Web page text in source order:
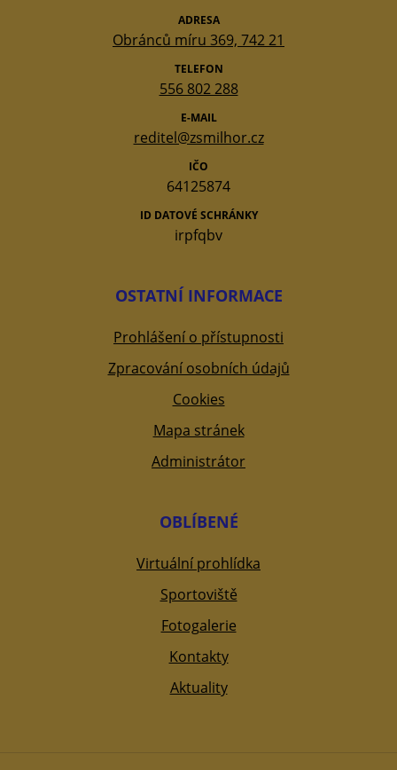
ADRESA
Obránců míru 369, 742 21
TELEFON
556 802 288
E-MAIL
reditel@zsmilhor.cz
IČO
64125874
ID DATOVÉ SCHRÁNKY
irpfqbv
OSTATNÍ INFORMACE
Prohlášení o přístupnosti
Zpracování osobních údajů
Cookies
Mapa stránek
Administrátor
OBLÍBENÉ
Virtuální prohlídka
Sportoviště
Fotogalerie
Kontakty
Aktuality